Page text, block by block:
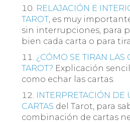
RELAJACIÓN E
TAROT, es muy
sin interrupciones, para
bien cada carta o para
¿CÓMO SE TIRAN LAS
TAROT? Explicación
como echar las cartas.
INTERPRETACIÓN DE
CARTAS del Tarot, para
combinación de cartas